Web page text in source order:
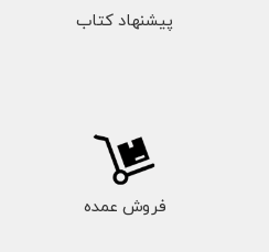
پیشنهاد کتاب
فروش عمده